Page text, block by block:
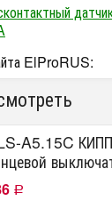
ElProRUS:
A5.15C
Р